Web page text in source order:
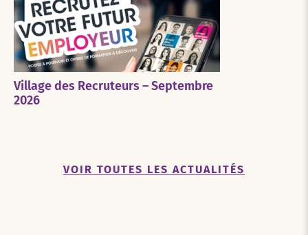
Village des Recruteurs – Septembre
2026
VOIR TOUTES LES ACTUALITÉS